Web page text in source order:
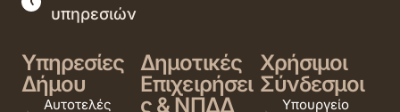
υπηρεσιών
Υπηρεσίες
Δήμου
Αυτοτελές
Δημοτικές
Επιχειρήσει
ς & ΝΠΔΔ
Χρήσιμοι
Σύνδεσμοι
Υπουργείο